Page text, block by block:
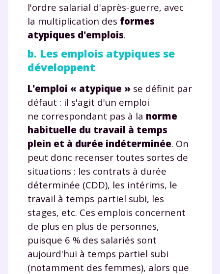
l'ordre salarial d'après-guerre, avec
la multiplication des formes
atypiques d'emplois.
b. Les emplois atypiques se
développent
L'emploi « atypique » se définit par
défaut : il s'agit d'un emploi
ne correspondant pas à la norme
habituelle du travail à temps
plein et à durée indéterminée. On
peut donc recenser toutes sortes de
situations : les contrats à durée
déterminée (CDD), les intérims, le
travail à temps partiel subi, les
stages, etc. Ces emplois concernent
de plus en plus de personnes,
puisque 6 % des salariés sont
aujourd'hui à temps partiel subi
(notamment des femmes), alors que